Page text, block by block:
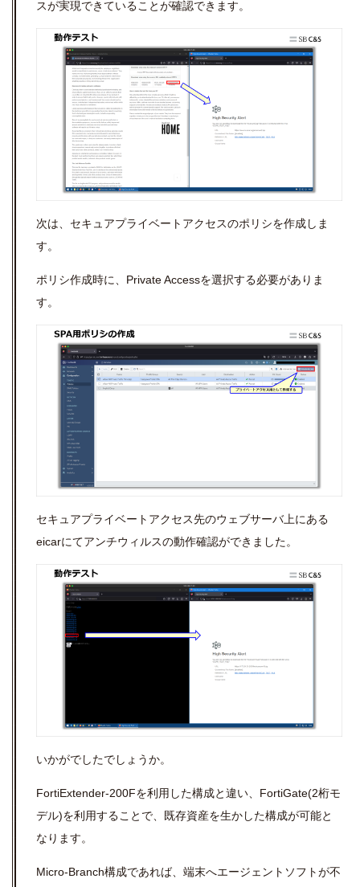
スが実現できていることが確認できます。
次は、セキュアプライベートアクセスのポリシを作成しま
す。
ポリシ作成時に、Private Accessを選択する必要がありま
す。
セキュアプライベートアクセス先のウェブサーバ上にある
eicarにてアンチウィルスの動作確認ができました。
いかがでしたでしょうか。
FortiExtender-200Fを利用した構成と違い、FortiGate(2桁モ
デル)を利用することで、既存資産を生かした構成が可能と
なります。
Micro-Branch構成であれば、端末へエージェントソフトが不